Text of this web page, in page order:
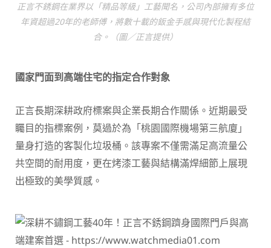
正言不銹鋼在業界以「精品等級」工藝聞名，公司內部擁有多位
年資超過20年的老師傅，將數十載的鈑金手感與現代化製程結
合。（圖／正言提供）
國家門面到高端住宅的指定合作對象
正言長期深耕政府標案與企業長期合作關係。近期最受
矚目的指標案例，莫過於為「桃園國際機場第三航廈」
量身打造的客製化垃圾桶。該專案不僅需滿足高流量公
共空間的耐用度，更在烤漆工藝與結構滿焊細節上展現
出極致的美學質感。